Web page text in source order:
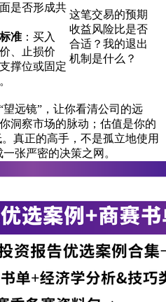
是否形成共
准 ：买入
、止损价
撑位或固定
这笔交易的预期
收益风险比是否
合适？我的退出
机制是什么？
远镜”，让你看清公司的远
洞察市场的脉动；估值是你的
真正的高手，不是孤立地使用
张严密的决策之网。